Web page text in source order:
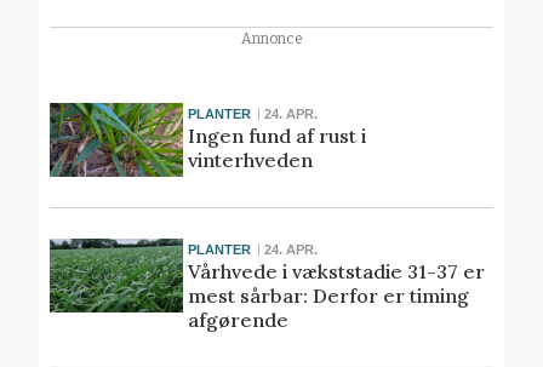
Annonce
PLANTER 24. APR.
Ingen fund af rust i
vinterhveden
PLANTER 24. APR.
Vårhvede i vækststadie 31-37 er
mest sårbar: Derfor er timing
afgørende